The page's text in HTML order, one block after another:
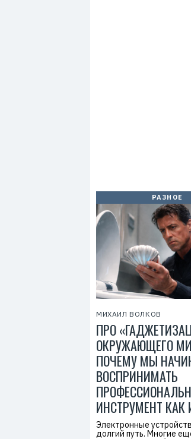
РАЗНОЕ
МИХАИЛ ВОЛКОВ
ПРО
ОКРУЖАЮЩЕГО
ПОЧЕМУ МЫ
ВОСПРИНИМАТЬ
ИНСТРУМЕНТ КАК
Электронные
долгий путь. Многие